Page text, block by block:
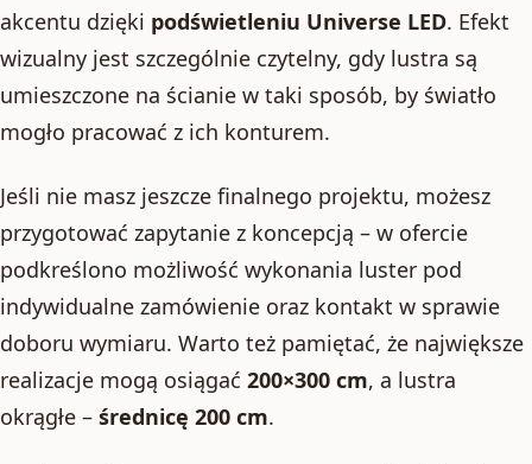
akcentu dzięki podświetleniu Universe LED. Efekt
wizualny jest szczególnie czytelny, gdy lustra są
umieszczone na ścianie w taki sposób, by światło
mogło pracować z ich konturem.
Jeśli nie masz jeszcze finalnego projektu, możesz
przygotować zapytanie z koncepcją – w ofercie
podkreślono możliwość wykonania luster pod
indywidualne zamówienie oraz kontakt w sprawie
doboru wymiaru. Warto też pamiętać, że największe
realizacje mogą osiągać 200×300 cm, a lustra
okrągłe – średnicę 200 cm.